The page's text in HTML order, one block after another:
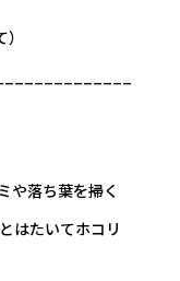
や落ち葉を掃く
はたいてホコリ